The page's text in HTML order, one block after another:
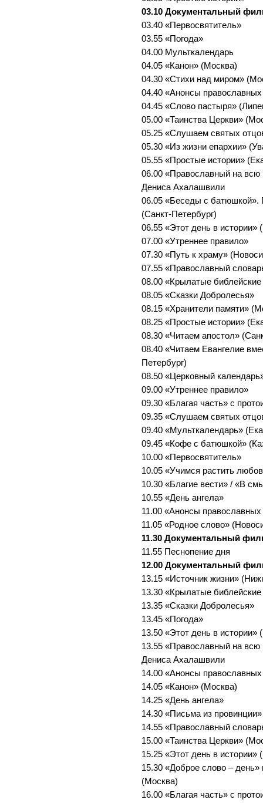
03.10 Документальный
03.40 «Первосвятитель»
03.55 «Погода»
04.00 Мульткалендарь
04.05 «Канон» (Москва)
04.30 «Стихи над миром»
04.40 «Анонсы
04.45 «Слово пастыря»
05.00 «Таинства Церкви»
05.25 «Слушаем святых
05.30 «Из жизни епархии»
05.55 «Простые истории»
06.00 «Православный на всю
Дениса Ахалашвили
06.05 «Беседы с батюшкой».
(Санкт-Петербург)
06.55 «Этот день в истории»
07.00 «Утреннее правило»
07.30 «Путь к храму»
07.55 «Православный
08.00 «Крылатые
08.05 «Сказки Добролесья»
08.15 «Хранители памяти»
08.25 «Простые истории»
08.30 «Читаем апостол»
08.40 «Читаем Евангелие
Петербург)
08.50 «Церковный
09.00 «Утреннее правило»
09.30 «Благая часть» с
09.35 «Слушаем святых
09.40 «Мульткалендарь»
09.45 «Кофе с батюшкой»
10.00 «Первосвятитель»
10.05 «Учимся растить
10.30 «Благие вести» / «В
10.55 «День ангела»
11.00 «Анонсы
11.05 «Родное слово»
11.30 Документальный
11.55 Песнопение дня
12.00 Документальный
13.15 «Источник жизни»
13.30 «Крылатые
13.35 «Сказки Добролесья»
13.45 «Погода»
13.50 «Этот день в истории»
13.55 «Православный на всю
Дениса Ахалашвили
14.00 «Анонсы
14.05 «Канон» (Москва)
14.25 «День ангела»
14.30 «Письма из
14.55 «Православный
15.00 «Таинства Церкви»
15.25 «Этот день в истории»
15.30 «Доброе слово –
(Москва)
16.00 «Благая часть» с